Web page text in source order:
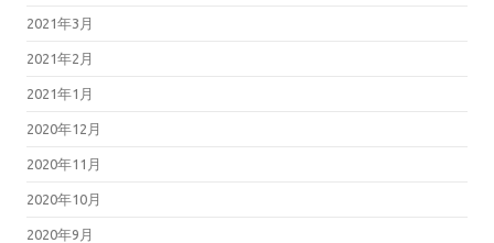
2021年3月
2021年2月
2021年1月
2020年12月
2020年11月
2020年10月
2020年9月